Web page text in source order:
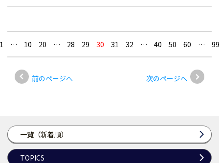
一覧（新着順）
TOPICS
1
前のページへ
… 10 20 … 28 29 30 31 32 … 40 50 60 …
次のページへ
99